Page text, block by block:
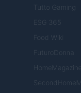
Tutto Gaming
ESG 365
Food Wiki
FuturoDonna
HomeMagazine